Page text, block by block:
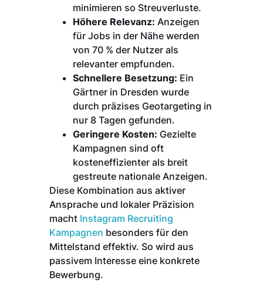
minimieren so Streuverluste.
Höhere Relevanz: Anzeigen
für Jobs in der Nähe werden
von 70 % der Nutzer als
relevanter empfunden.
Schnellere Besetzung: Ein
Gärtner in Dresden wurde
durch präzises Geotargeting in
nur 8 Tagen gefunden.
Geringere Kosten: Gezielte
Kampagnen sind oft
kosteneffizienter als breit
gestreute nationale Anzeigen.
Diese Kombination aus aktiver
Ansprache und lokaler Präzision
macht Instagram Recruiting
Kampagnen besonders für den
Mittelstand effektiv. So wird aus
passivem Interesse eine konkrete
Bewerbung.